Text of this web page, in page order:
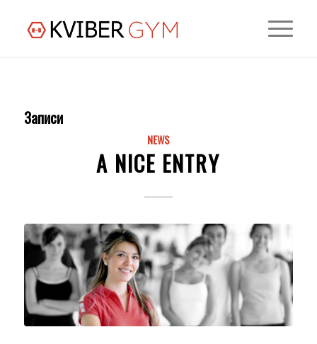
Записи
NEWS
A NICE ENTRY